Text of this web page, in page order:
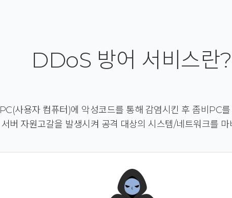
DDoS 방어 서비스란?
사용자 컴퓨터)에 악성코드를 통해 감염시킨 후 좀비PC
버 자원고갈을 발생시켜 공격 대상의 시스템/네트워크를